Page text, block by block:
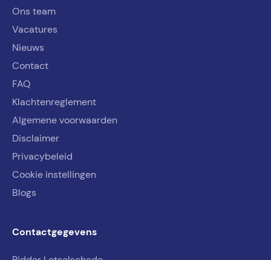
Ons team
Vacatures
Nieuws
Contact
FAQ
Klachtenreglement
Algemene voorwaarden
Disclaimer
Privacybeleid
Cookie instellingen
Blogs
Contactgegevens